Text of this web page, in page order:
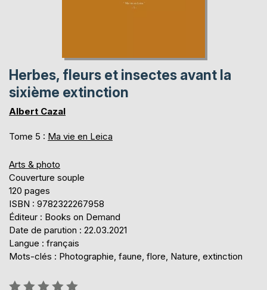
Herbes, fleurs et insectes avant la
sixième extinction
Albert Cazal
Tome 5 : Ma vie en Leica
Arts & photo
Couverture souple
120 pages
ISBN : 9782322267958
Éditeur : Books on Demand
Date de parution : 22.03.2021
Langue : français
Mots-clés : Photographie, faune, flore, Nature, extinction
Évaluation: